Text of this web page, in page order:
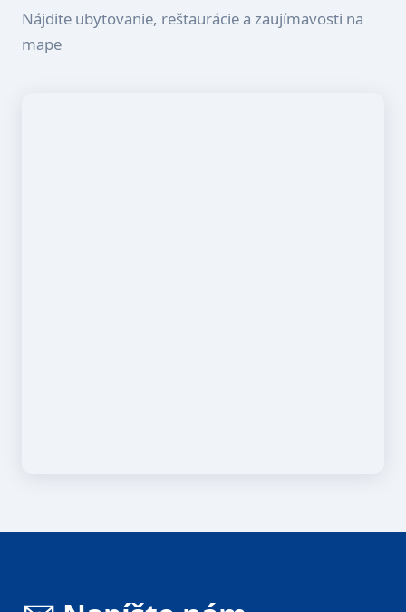
Nájdite ubytovanie, reštaurácie a zaujímavosti na
mape